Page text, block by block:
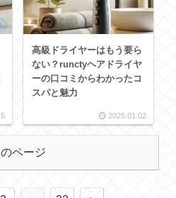
高級ドライヤーはもう要ら
ない？runctyヘアドライヤ
ーの口コミからわかったコ
スパと魅力
2025.01.02
ページ